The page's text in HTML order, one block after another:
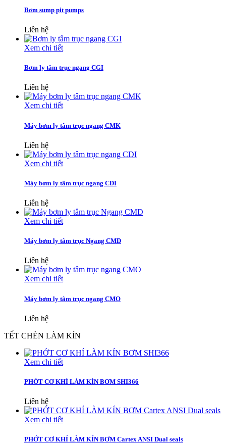
Bơm sump pit pumps
Liên hệ
Xem chi tiết
Bơm ly tâm trục ngang CGI
Liên hệ
Xem chi tiết
Máy bơm ly tâm trục ngang CMK
Liên hệ
Xem chi tiết
Máy bơm ly tâm trục ngang CDI
Liên hệ
Xem chi tiết
Máy bơm ly tâm trục Ngang CMD
Liên hệ
Xem chi tiết
Máy bơm ly tâm trục ngang CMO
Liên hệ
TẾT CHÈN LÀM KÍN
Xem chi tiết
PHỚT CƠ KHÍ LÀM KÍN BƠM SHI366
Liên hệ
Xem chi tiết
PHỚT CƠ KHÍ LÀM KÍN BƠM Cartex ANSI Dual seals